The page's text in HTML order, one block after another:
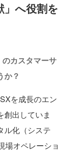
」へ役割を
カスタマーサ
か？
を成長のエン
創出していま
ル化（システ
場オペレーショ